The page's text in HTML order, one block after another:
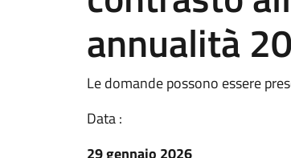
annualità
Le domande possono essere
Data :
29 gennaio 2026